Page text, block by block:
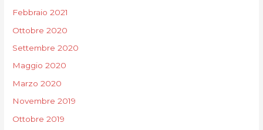
Febbraio 2021
Ottobre 2020
Settembre 2020
Maggio 2020
Marzo 2020
Novembre 2019
Ottobre 2019